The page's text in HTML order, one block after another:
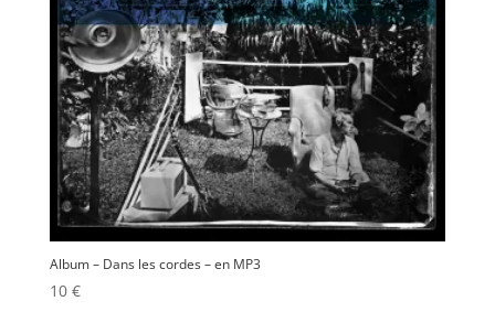
Album – Dans les cordes – en MP3
10 €